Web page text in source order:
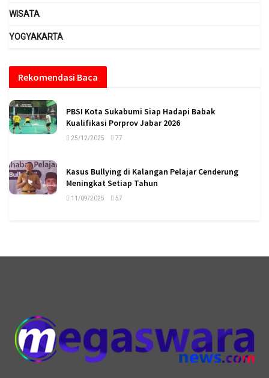
WISATA
YOGYAKARTA
Rekomendasi Baca
PBSI Kota Sukabumi Siap Hadapi Babak
Kualifikasi Porprov Jabar 2026
25/12/2025 77
Kasus Bullying di Kalangan Pelajar Cenderung
Meningkat Setiap Tahun
11/09/2025 57